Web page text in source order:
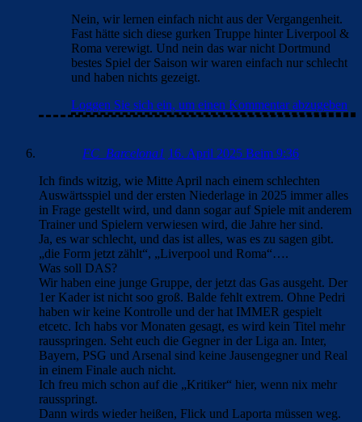
Nein, wir lernen einfach nicht aus der Vergangenheit.
Fast hätte sich diese gurken Truppe hinter Liverpool &
Roma verewigt. Und nein das war nicht Dortmund
bestes Spiel der Saison wir waren einfach nur schlecht
und haben nichts gezeigt.
Loggen Sie sich ein, um einen Kommentar abzugeben
FC_Barcelona1 16. April 2025 Beim 9:36
Ich finds witzig, wie Mitte April nach einem schlechten
Auswärtsspiel und der ersten Niederlage in 2025 immer alles
in Frage gestellt wird, und dann sogar auf Spiele mit anderem
Trainer und Spielern verwiesen wird, die Jahre her sind.
Ja, es war schlecht, und das ist alles, was es zu sagen gibt.
„die Form jetzt zählt“, „Liverpool und Roma“….
Was soll DAS?
Wir haben eine junge Gruppe, der jetzt das Gas ausgeht. Der
1er Kader ist nicht soo groß. Balde fehlt extrem. Ohne Pedri
haben wir keine Kontrolle und der hat IMMER gespielt
etcetc. Ich habs vor Monaten gesagt, es wird kein Titel mehr
rausspringen. Seht euch die Gegner in der Liga an. Inter,
Bayern, PSG und Arsenal sind keine Jausengegner und Real
in einem Finale auch nicht.
Ich freu mich schon auf die „Kritiker“ hier, wenn nix mehr
rausspringt.
Dann wirds wieder heißen, Flick und Laporta müssen weg.